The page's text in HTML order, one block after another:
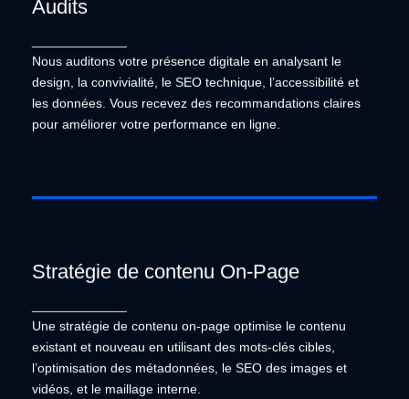
Audits
Nous auditons votre présence digitale en analysant le
design, la convivialité, le SEO technique, l’accessibilité et
les données. Vous recevez des recommandations claires
pour améliorer votre performance en ligne.
Nous auditons votre présence digitale en analysant
le design, la convivialité, le SEO technique,
l’accessibilité et les données. Vous recevez des
recommandations claires pour améliorer votre
performance en ligne.
Stratégie de contenu On-Page
Une stratégie de contenu on-page optimise le contenu
existant et nouveau en utilisant des mots-clés cibles,
l’optimisation des métadonnées, le SEO des images et
vidéos, et le maillage interne.
Une stratégie de contenu on-page optimise le
contenu existant et nouveau en utilisant des mots-
clés cibles, l’optimisation des métadonnées, le SEO
des images et vidéos, et le maillage interne.